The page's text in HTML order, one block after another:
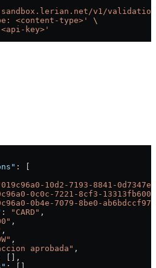
v1/
<content-type>'
\
key>'
: [
10d2-7193-8841-
0c0c-7221-8cf3-
0b4e-7079-8be0-
: "CARD" ,
,
,
,
aprobada" ,
[],